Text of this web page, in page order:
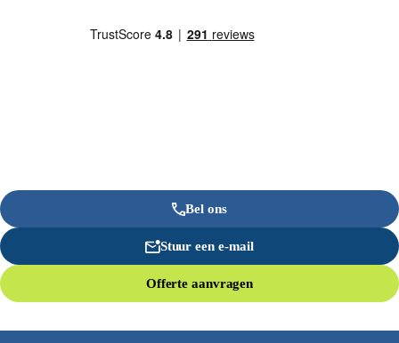
Bel ons
Stuur een e-mail
Offerte aanvragen